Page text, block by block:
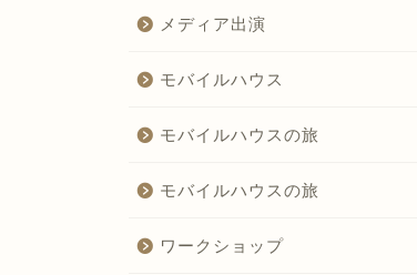
メディア出演
モバイルハウス
モバイルハウスの旅
モバイルハウスの旅
ワークショップ